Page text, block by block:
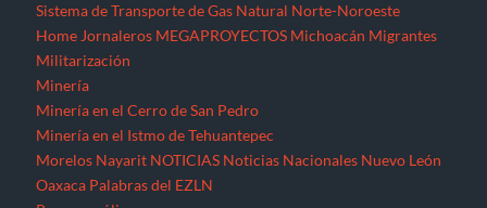
Sistema de Transporte de Gas Natural Norte-Noroeste
Home Jornaleros MEGAPROYECTOS Michoacán Migrantes
Militarización
Minería
Minería en el Cerro de San Pedro
Minería en el Istmo de Tehuantepec
Morelos Nayarit NOTICIAS Noticias Nacionales Nuevo León
Oaxaca Palabras del EZLN